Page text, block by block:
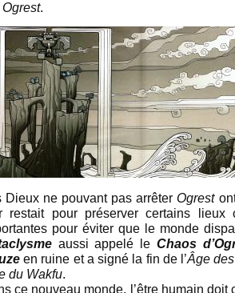
Ogrest.
Dieux ne pouvant pas arrêterOgrest
restait pour préserver certains lieux
pour éviter que le monde
aussi appelé le Chaos
en ruine et a signé la fin de l’Âge des
du Wakfu.
ce nouveau monde, l’être humain doit